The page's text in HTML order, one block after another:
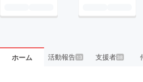
ホーム 活動報告13 支援者38